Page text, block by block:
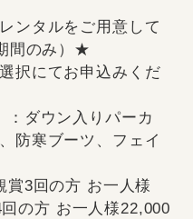
ンタルをご用意して
間のみ）★
択にてお申込みくだ
：ダウン入りパーカ
防寒ブーツ、フェイ
3回の方 お一人様
の方 お一人様22,000